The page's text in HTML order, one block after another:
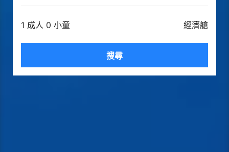
1 成人 0 小童 經濟艙
搜尋